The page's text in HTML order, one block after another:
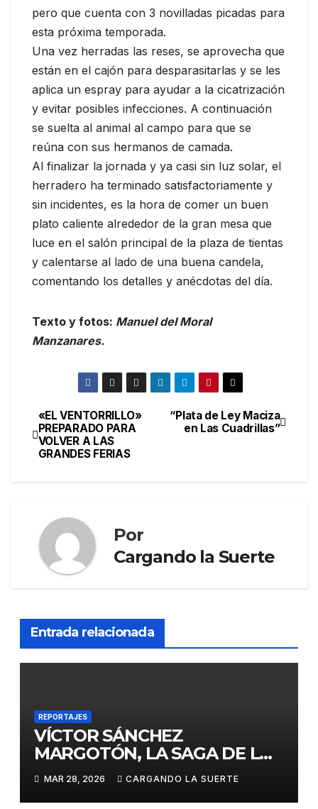
pero que cuenta con 3 novilladas picadas para
esta próxima temporada.
Una vez herradas las reses, se aprovecha que
están en el cajón para desparasitarlas y se les
aplica un espray para ayudar a la cicatrización
y evitar posibles infecciones. A continuación
se suelta al animal al campo para que se
reúna con sus hermanos de camada.
Al finalizar la jornada y ya casi sin luz solar, el
herradero ha terminado satisfactoriamente y
sin incidentes, es la hora de comer un buen
plato caliente alrededor de la gran mesa que
luce en el salón principal de la plaza de tientas
y calentarse al lado de una buena candela,
comentando los detalles y anécdotas del día.
Texto y fotos: Manuel del Moral
Manzanares.
“Plata de Ley Maciza
en Las Cuadrillas”
«EL VENTORRILLO»
PREPARADO PARA
VOLVER A LAS
GRANDES FERIAS
Por
Cargando la Suerte
Entrada relacionada
REPORTAJES
VÍCTOR SÁNCHEZ
MARGOTÓN, LA SAGA DE LOS
PUERTO CONTINUA
MAR 28, 2026 CARGANDO LA SUERTE